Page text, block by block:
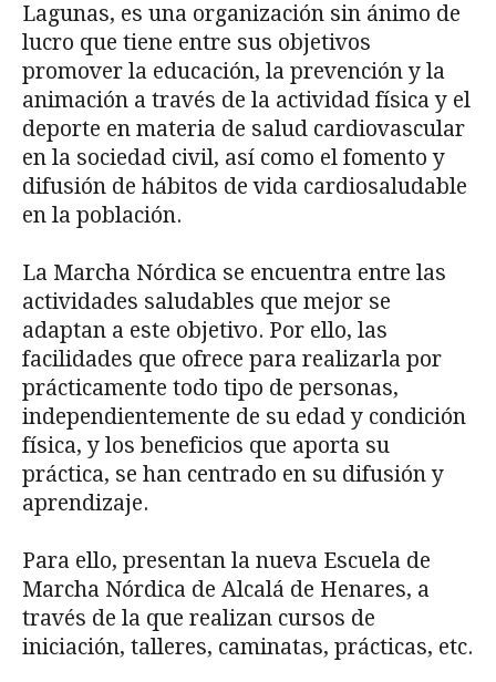
Lagunas, es una organización sin ánimo de
lucro que tiene entre sus objetivos
promover la educación, la prevención y la
animación a través de la actividad física y el
deporte en materia de salud cardiovascular
en la sociedad civil, así como el fomento y
difusión de hábitos de vida cardiosaludable
en la población.
La Marcha Nórdica se encuentra entre las
actividades saludables que mejor se
adaptan a este objetivo. Por ello, las
facilidades que ofrece para realizarla por
prácticamente todo tipo de personas,
independientemente de su edad y condición
física, y los beneficios que aporta su
práctica, se han centrado en su difusión y
aprendizaje.
Para ello, presentan la nueva Escuela de
Marcha Nórdica de Alcalá de Henares, a
través de la que realizan cursos de
iniciación, talleres, caminatas, prácticas, etc.